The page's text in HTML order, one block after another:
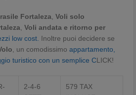
Fortaleza ,Voli solo
,Voli andata e ritorno per
low cost. Inoltre puoi decidere se
, un comodissimoappartamento,
turistico con un semplice CLICK!
2-4-6
579 TAX